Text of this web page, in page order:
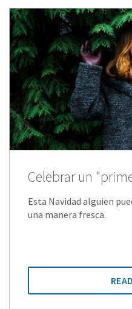
Celebrar un
Esta Navidad alguien
una manera fresca.